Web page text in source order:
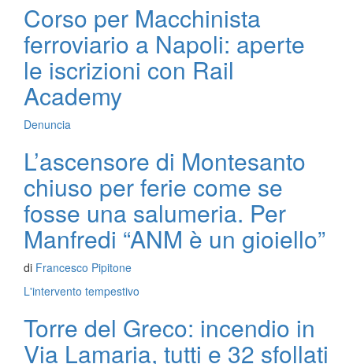
Corso per Macchinista
ferroviario a Napoli: aperte
le iscrizioni con Rail
Academy
Denuncia
L’ascensore di Montesanto
chiuso per ferie come se
fosse una salumeria. Per
Manfredi “ANM è un gioiello”
di Francesco Pipitone
L'intervento tempestivo
Torre del Greco: incendio in
Via Lamaria, tutti e 32 sfollati